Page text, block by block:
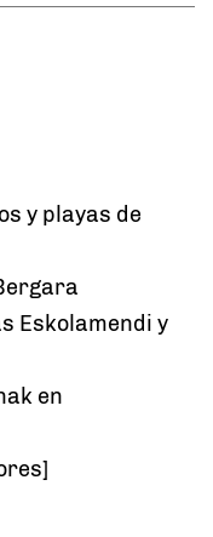
y playas de
Eskolamendi y
en